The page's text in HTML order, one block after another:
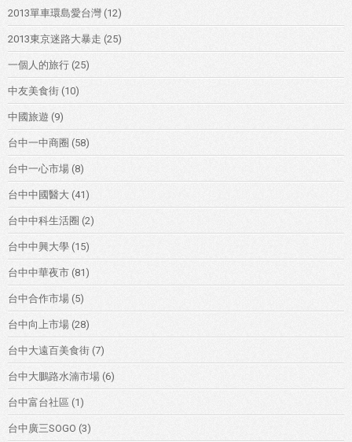
2013單車環島愛台灣 (12)
2013東京迷路大暴走 (25)
一個人的旅行 (25)
中友美食街 (10)
中國旅遊 (9)
台中一中商圈 (58)
台中一心市場 (8)
台中中國醫大 (41)
台中中科生活圈 (2)
台中中興大學 (15)
台中中華夜市 (81)
台中合作市場 (5)
台中向上市場 (28)
台中大遠百美食街 (7)
台中大鵬路水湳市場 (6)
台中富台社區 (1)
台中廣三SOGO (3)